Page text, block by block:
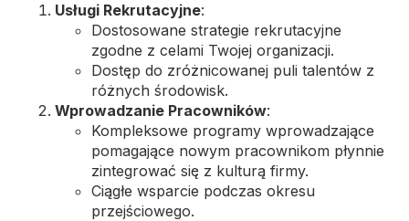
Usługi Rekrutacyjne:
Dostosowane strategie rekrutacyjne
zgodne z celami Twojej organizacji.
Dostęp do zróżnicowanej puli talentów z
różnych środowisk.
Wprowadzanie Pracowników:
Kompleksowe programy wprowadzające
pomagające nowym pracownikom płynnie
zintegrować się z kulturą firmy.
Ciągłe wsparcie podczas okresu
przejściowego.